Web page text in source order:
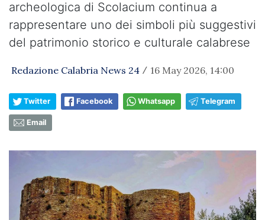
archeologica di Scolacium continua a
rappresentare uno dei simboli più suggestivi
del patrimonio storico e culturale calabrese
Redazione Calabria News 24 / 16 May 2026, 14:00
Twitter Facebook Whatsapp Telegram
Email